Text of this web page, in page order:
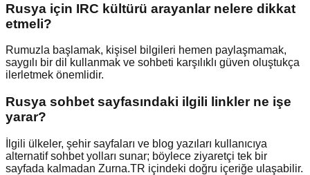
Rusya için IRC kültürü arayanlar nelere dikkat
etmeli?
Rumuzla başlamak, kişisel bilgileri hemen paylaşmamak,
saygılı bir dil kullanmak ve sohbeti karşılıklı güven oluştukça
ilerletmek önemlidir.
Rusya sohbet sayfasındaki ilgili linkler ne işe
yarar?
İlgili ülkeler, şehir sayfaları ve blog yazıları kullanıcıya
alternatif sohbet yolları sunar; böylece ziyaretçi tek bir
sayfada kalmadan Zurna.TR içindeki doğru içeriğe ulaşabilir.